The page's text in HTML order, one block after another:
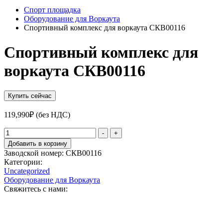
Спорт площадка
Оборудование для Воркаута
Спортивный комплекс для воркаута СКВ00116
Спортивный комплекс для
воркаута СКВ00116
Купить сейчас
119,990₽ (без НДС)
Количество
товара
Спортивный
комплекс
для
воркаута
СКВ00116
-
+
Добавить в корзину
Заводской номер: СКВ00116
Категории:
Uncategorized
Оборудование для Воркаута
Свяжитесь с нами: